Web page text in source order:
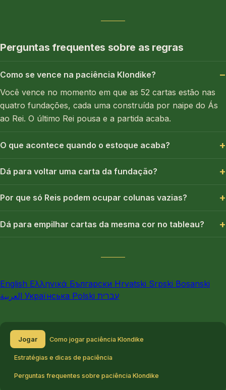
Perguntas frequentes sobre as regras
Como se vence na paciência Klondike?
Você vence no momento em que as 52 cartas estão nas
quatro fundações, cada uma construída por naipe do Ás
ao Rei. O último Rei pousa e a partida acaba.
O que acontece quando o estoque acaba?
Dá para voltar uma carta da fundação?
Por que só Reis podem ocupar colunas vazias?
Dá para empilhar cartas da mesma cor no tableau?
English Ελληνικά Български Hrvatski Srpski Bosanski
Українська Polski עברית
Jogar Como jogar paciência Klondike
Estratégias e dicas de paciência
Perguntas frequentes sobre paciência Klondike